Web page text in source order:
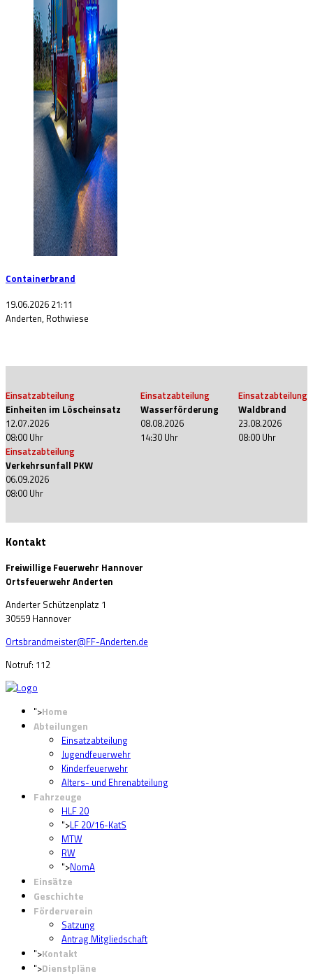
Containerbrand
19.06.2026 21:11
Anderten, Rothwiese
Einsatzabteilung
Einheiten im Löscheinsatz
12.07.2026
08:00 Uhr
Einsatzabteilung
Wasserförderung
08.08.2026
14:30 Uhr
Einsatzabteilung
Waldbrand
23.08.2026
08:00 Uhr
Einsatzabteilung
Verkehrsunfall PKW
06.09.2026
08:00 Uhr
Kontakt
Freiwillige Feuerwehr Hannover
Ortsfeuerwehr Anderten
Anderter Schützenplatz 1
30559 Hannover
Ortsbrandmeister@FF-Anderten.de
Notruf: 112
">Home
Abteilungen
Einsatzabteilung
Jugendfeuerwehr
Kinderfeuerwehr
Alters- und Ehrenabteilung
Fahrzeuge
HLF 20
">LF 20/16-KatS
MTW
RW
">NomA
Einsätze
Geschichte
Förderverein
Satzung
Antrag Mitgliedschaft
">Kontakt
">Dienstpläne